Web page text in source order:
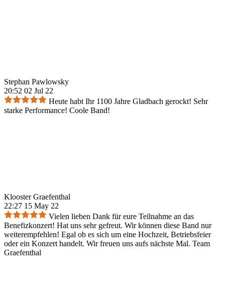
Stephan Pawlowsky
20:52 02 Jul 22
Heute habt Ihr 1100 Jahre Gladbach gerockt! Sehr
starke Performance! Coole Band!
Klooster Graefenthal
22:27 15 May 22
Vielen lieben Dank für eure Teilnahme an das
Benefizkonzert! Hat uns sehr gefreut. Wir können diese Band nur
weiterempfehlen! Egal ob es sich um eine Hochzeit, Betriebsfeier
oder ein Konzert handelt. Wir freuen uns aufs nächste Mal. Team
Graefenthal